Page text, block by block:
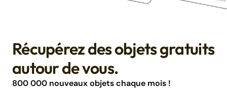
Récupérez des objets gratuits
autour de vous.
800 000 nouveaux objets chaque mois !